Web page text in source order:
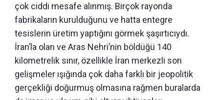
çok ciddi mesafe alınmış. Birçok rayonda
fabrikaların kurulduğunu ve hatta entegre
tesislerin üretim yaptığını görmek şaşırtıcıydı.
İran’la olan ve Aras Nehri’nin böldüğü 140
kilometrelik sınır, özellikle İran merkezli son
gelişmeler ışığında çok daha farklı bir jeopolitik
gerçekliği doğurmuş olmasına rağmen buralarda